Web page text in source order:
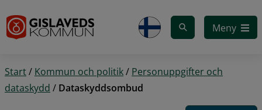
Meny
Start/ Kommun och politik/ Personuppgifter och
dataskydd / Dataskyddsombud